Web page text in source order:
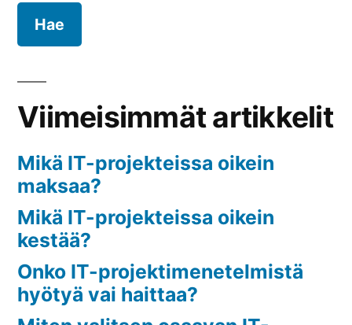
Viimeisimmät artikkelit
Mikä IT-projekteissa oikein
maksaa?
Mikä IT-projekteissa oikein
kestää?
Onko IT-projektimenetelmistä
hyötyä vai haittaa?